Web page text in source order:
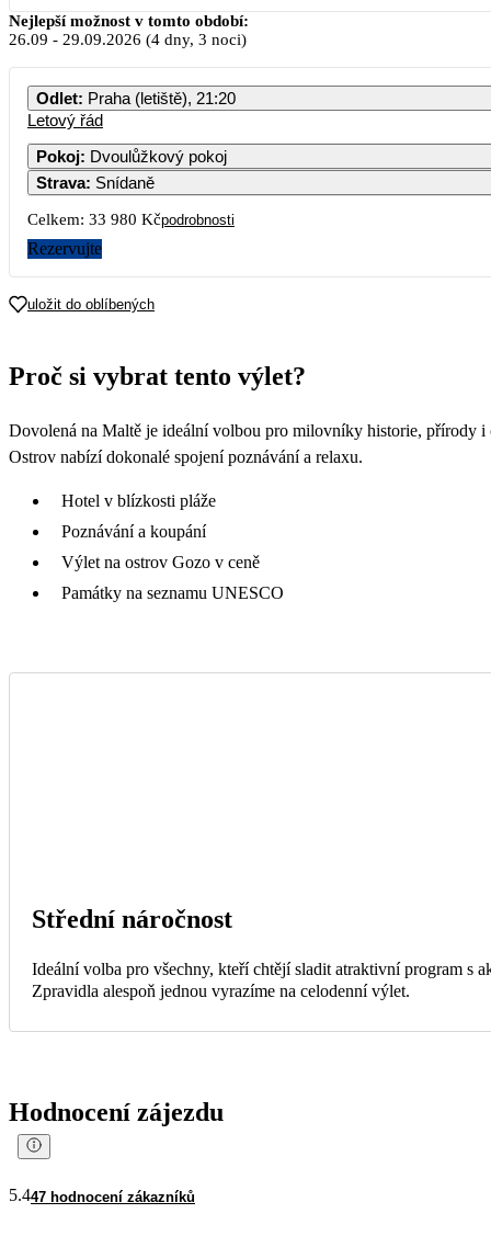
Nejlepší možnost v tomto období:
26.09 - 29.09.2026 (4 dny, 3 noci)
Odlet: Praha (letiště), 21:20
Letový řád
Pokoj: Dvoulůžkový pokoj
Strava: Snídaně
Celkem: 33 980 Kčpodrobnosti
Rezervujte
uložit do oblíbených
Proč si vybrat tento výlet?
Dovolená na Maltě je ideální volbou pro milovníky historie, přírody
Ostrov nabízí dokonalé spojení poznávání a relaxu.
Hotel v blízkosti pláže
Poznávání a koupání
Výlet na ostrov Gozo v ceně
Památky na seznamu UNESCO
Střední náročnost
Ideální volba pro všechny, kteří chtějí sladit atraktivní program s
Zpravidla alespoň jednou vyrazíme na celodenní výlet.
Hodnocení zájezdu
5.447 hodnocení zákazníků